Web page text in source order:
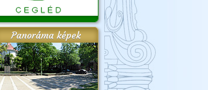
Panoráma képek